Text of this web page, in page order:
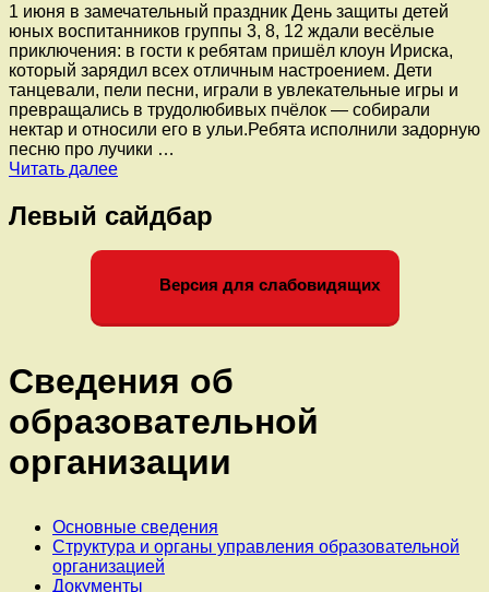
1 июня в замечательный праздник День защиты детей
юных воспитанников группы 3, 8, 12 ждали весёлые
приключения: в гости к ребятам пришёл клоун Ириска,
который зарядил всех отличным настроением. Дети
танцевали, пели песни, играли в увлекательные игры и
превращались в трудолюбивых пчёлок — собирали
нектар и относили его в ульи.Ребята исполнили задорную
песню про лучики …
Читать далее1
в
замечательный
праздник
защиты
юных
3,
12
весёлые
приключения:
гости
к
ребятам
пришёл
Левый сайдбар
Версия для слабовидящих
Сведения об
образовательной
организации
Основные сведения
Структура и органы управления образовательной
организацией
Документы